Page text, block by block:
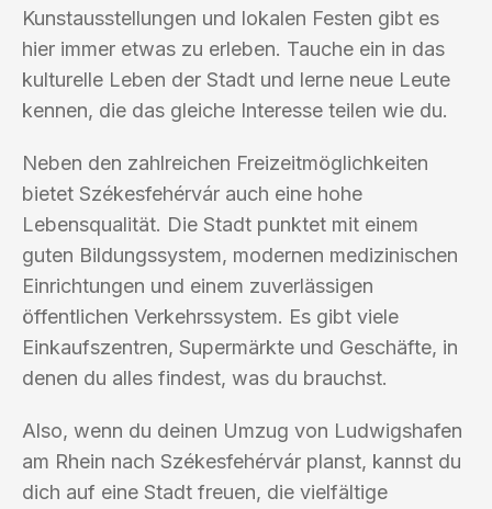
Kunstausstellungen und lokalen Festen gibt es
hier immer etwas zu erleben. Tauche ein in das
kulturelle Leben der Stadt und lerne neue Leute
kennen, die das gleiche Interesse teilen wie du.
Neben den zahlreichen Freizeitmöglichkeiten
bietet Székesfehérvár auch eine hohe
Lebensqualität. Die Stadt punktet mit einem
guten Bildungssystem, modernen medizinischen
Einrichtungen und einem zuverlässigen
öffentlichen Verkehrssystem. Es gibt viele
Einkaufszentren, Supermärkte und Geschäfte, in
denen du alles findest, was du brauchst.
Also, wenn du deinen Umzug von Ludwigshafen
am Rhein nach Székesfehérvár planst, kannst du
dich auf eine Stadt freuen, die vielfältige